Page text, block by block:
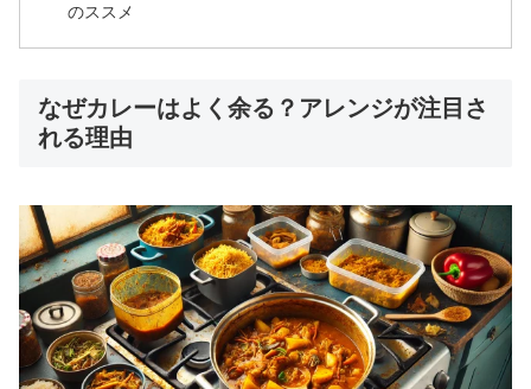
のススメ
なぜカレーはよく余る？アレンジが注目さ
れる理由